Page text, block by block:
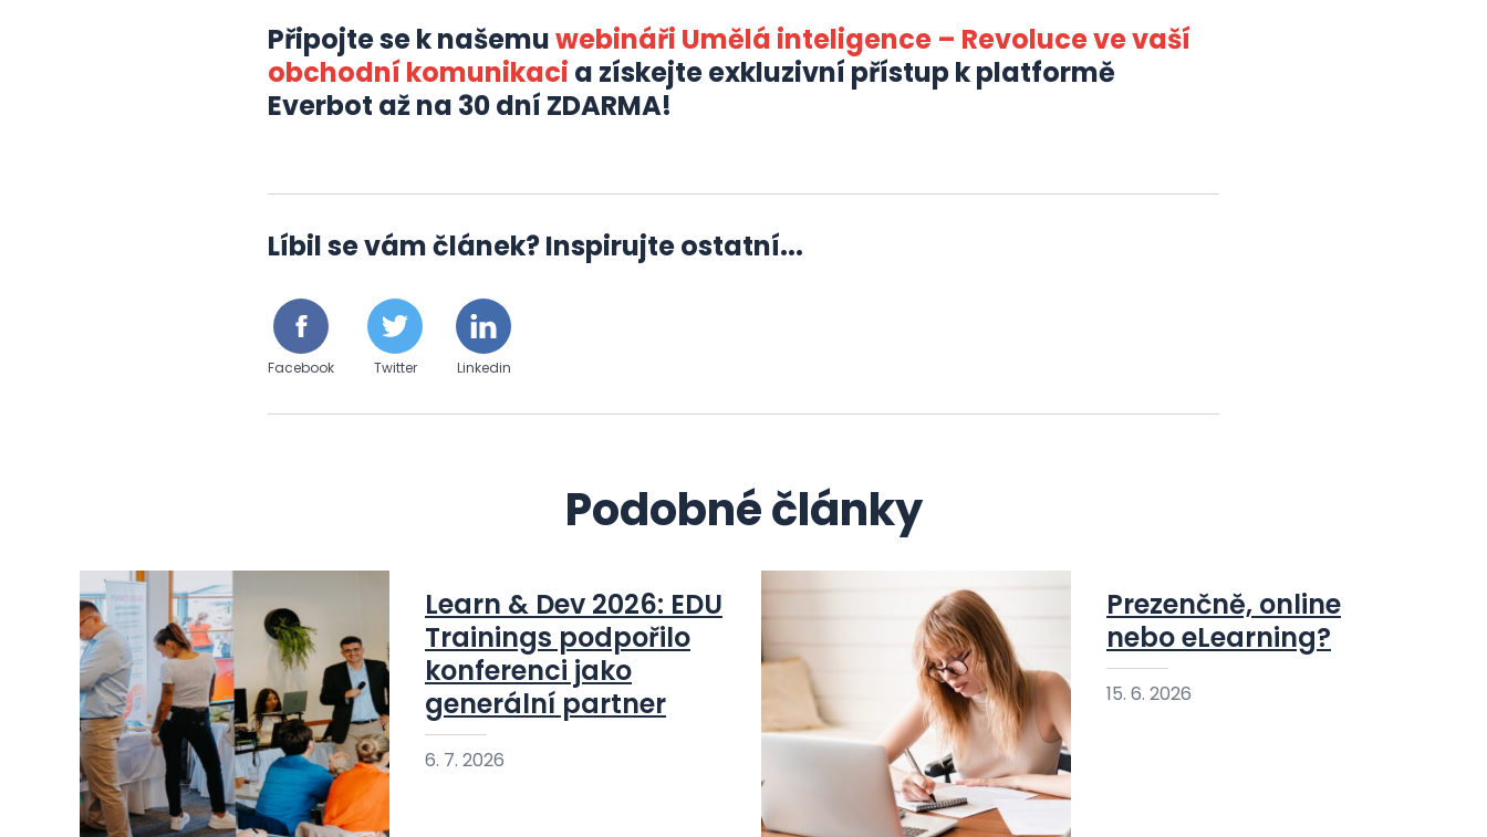
Připojte se k našemuwebináři Umělá inteligence – Revoluce ve vaší
obchodní komunikaci a získejte exkluzivní přístup k platformě
Everbot až na 30 dní ZDARMA!
Líbil se vám článek? Inspirujte ostatní...
Facebook Twitter Linkedin
Podobné články
Learn & Dev 2026: EDU
Trainings podpořilo
konferenci jako
generální partner
6. 7. 2026
Prezenčně, online
nebo eLearning?
15. 6. 2026